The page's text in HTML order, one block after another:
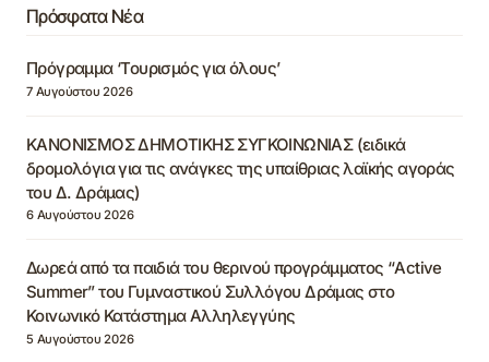
Πρόσφατα Νέα
Πρόγραμμα ‘Τουρισμός για όλους’
7 Αυγούστου 2026
ΚΑΝΟΝΙΣΜΟΣ ΔΗΜΟΤΙΚΗΣ ΣΥΓΚΟΙΝΩΝΙΑΣ (ειδικά
δρομολόγια για τις ανάγκες της υπαίθριας λαϊκής αγοράς
του Δ. Δράμας)
6 Αυγούστου 2026
Δωρεά από τα παιδιά του θερινού προγράμματος “Active
Summer” του Γυμναστικού Συλλόγου Δράμας στο
Κοινωνικό Κατάστημα Αλληλεγγύης
5 Αυγούστου 2026